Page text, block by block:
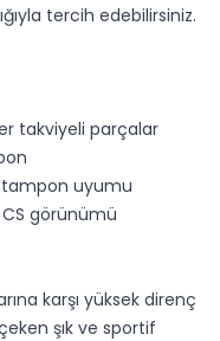
tercih edebilirsiniz.
takviyeli parçalar
tampon uyumu
görünümü
karşı yüksek direnç
şık ve sportif